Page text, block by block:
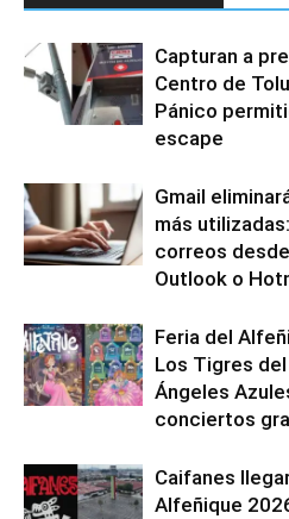
Capturan a
Centro de
Pánico
escape
Gmail
más
correos
Outlook o
Feria del
Los Tigres
Ángeles
conciertos
Caifanes
Alfeñique